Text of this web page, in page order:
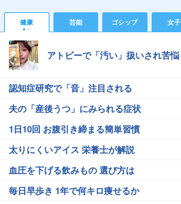
健康 芸能 ゴシップ 女子
アトピーで「汚い」扱いされ苦悩
認知症研究で「音」注目される
夫の「産後うつ」にみられる症状
1日10回 お腹引き締まる簡単習慣
太りにくいアイス 栄養士が解説
血圧を下げる飲みもの 選び方は
毎日早歩き 1年で何キロ痩せるか